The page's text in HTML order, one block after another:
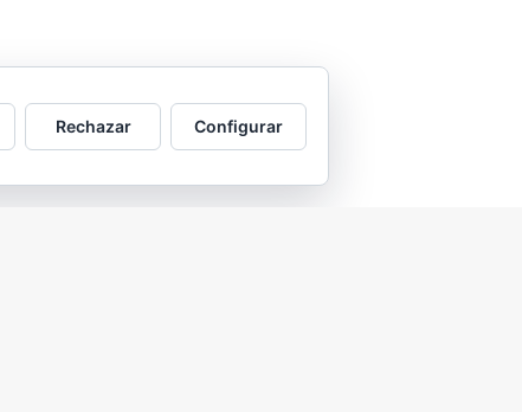
2026 © Asociación Vecinal Tío Jorge - Arrabal |
Rechazar Configurar